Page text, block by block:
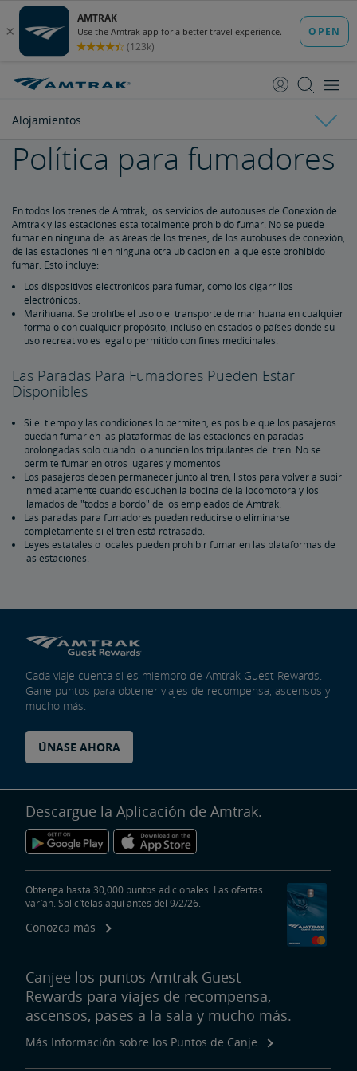
Contenido
Navegación
Alojamientos
Alojamientos
Comidas Tradicionales
Opciones Flexibles de Comidas
Cafetería
Restaurantes del Acela
Menús especiales y Dietas con requerimientos especiales
Alimentos Personales, Bebidas y Medicamentos
Servicio e Información sobre Equipaje
Equipaje de Mano
Equipaje chequeado
Artículos Especiales
Artículos Prohibidos en el Equipaje
Informar sobre Objetos Perdidos
Limitación de Responsabilidad de Equipajes
Armar Sus Maletas
Servicios de Equipaje en la Estación
Armas de fuego en el Equipaje Chequeado
Viaje con Wi-Fi
Mascotas en el Tren
Lleve su Bicicleta
Política para fumadores
En todos los trenes de Amtrak, los servicios de autobuses de Conexión de
Amtrak y las estaciones está totalmente prohibido fumar. No se puede
fumar en ninguna de las áreas de los trenes, de los autobuses de conexión,
de las estaciones ni en ninguna otra ubicación en la que esté prohibido
fumar. Esto incluye:
Los dispositivos electrónicos para fumar, como los cigarrillos
electrónicos.
Marihuana. Se prohíbe el uso o el transporte de marihuana en cualquier
forma o con cualquier propósito, incluso en estados o países donde su
uso recreativo es legal o permitido con fines medicinales.
Las Paradas Para Fumadores Pueden Estar
Disponibles
Si el tiempo y las condiciones lo permiten, es posible que los pasajeros
puedan fumar en las plataformas de las estaciones en paradas
prolongadas solo cuando lo anuncien los tripulantes del tren. No se
permite fumar en otros lugares y momentos
Los pasajeros deben permanecer junto al tren, listos para volver a subir
inmediatamente cuando escuchen la bocina de la locomotora y los
llamados de "todos a bordo" de los empleados de Amtrak.
Las paradas para fumadores pueden reducirse o eliminarse
completamente si el tren está retrasado.
Leyes estatales o locales pueden prohibir fumar en las plataformas de
las estaciones.
Cada viaje cuenta si es miembro de Amtrak Guest Rewards.
Gane puntos para obtener viajes de recompensa, ascensos y
mucho más.
ÚNASE AHORA
Descargue la Aplicación de Amtrak.
Obtenga hasta 30,000 puntos adicionales. Las ofertas
varían. Solicítelas aquí antes del 9/2/26.
Conozca más
Canjee los puntos Amtrak Guest
Rewards para viajes de recompensa,
ascensos, pases a la sala y mucho más.
Más Información sobre los Puntos de Canje